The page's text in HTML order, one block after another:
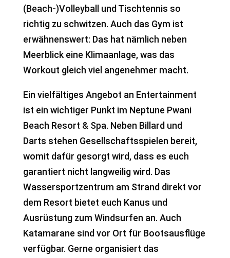
(Beach-)Volleyball und Tischtennis so
richtig zu schwitzen. Auch das Gym ist
erwähnenswert: Das hat nämlich neben
Meerblick eine Klimaanlage, was das
Workout gleich viel angenehmer macht.
Ein vielfältiges Angebot an Entertainment
ist ein wichtiger Punkt im Neptune Pwani
Beach Resort & Spa. Neben Billard und
Darts stehen Gesellschaftsspielen bereit,
womit dafür gesorgt wird, dass es euch
garantiert nicht langweilig wird. Das
Wassersportzentrum am Strand direkt vor
dem Resort bietet euch Kanus und
Ausrüstung zum Windsurfen an. Auch
Katamarane sind vor Ort für Bootsausflüge
verfügbar. Gerne organisiert das